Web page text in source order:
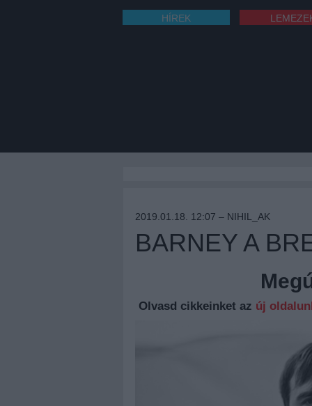
HÍREK
2019.01.18. 12:07 – NIHIL_AK
BARNEY A
Olvasd cikkeinket az új